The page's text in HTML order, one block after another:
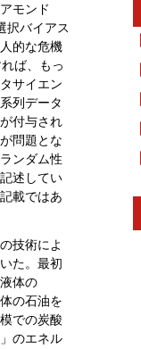
モンド
択バイアス
的な危機
ば、もっ
サイエン
列データ
付与され
問題とな
ンダム性
述してい
載ではあ
技術によ
た。最初
体の
の石油を
での炭酸
のエネル